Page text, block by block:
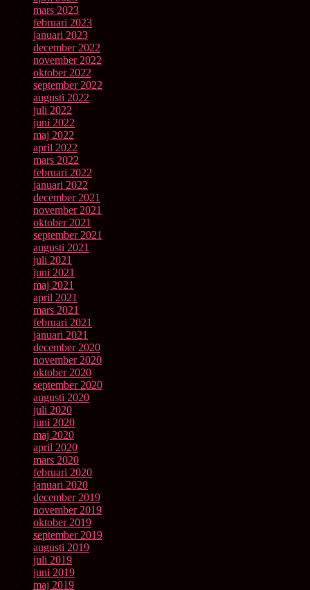
mars 2023
februari 2023
januari 2023
december 2022
november 2022
oktober 2022
september 2022
augusti 2022
juli 2022
juni 2022
maj 2022
april 2022
mars 2022
februari 2022
januari 2022
december 2021
november 2021
oktober 2021
september 2021
augusti 2021
juli 2021
juni 2021
maj 2021
april 2021
mars 2021
februari 2021
januari 2021
december 2020
november 2020
oktober 2020
september 2020
augusti 2020
juli 2020
juni 2020
maj 2020
april 2020
mars 2020
februari 2020
januari 2020
december 2019
november 2019
oktober 2019
september 2019
augusti 2019
juli 2019
juni 2019
maj 2019